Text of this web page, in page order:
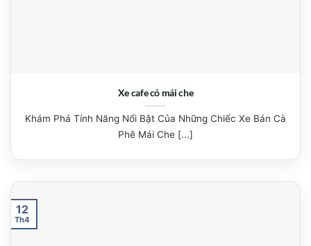
Xe cafe có mái che
Khám Phá Tính Năng Nổi Bật Của Những Chiếc Xe Bán Cà
Phê Mái Che [...]
12
Th4